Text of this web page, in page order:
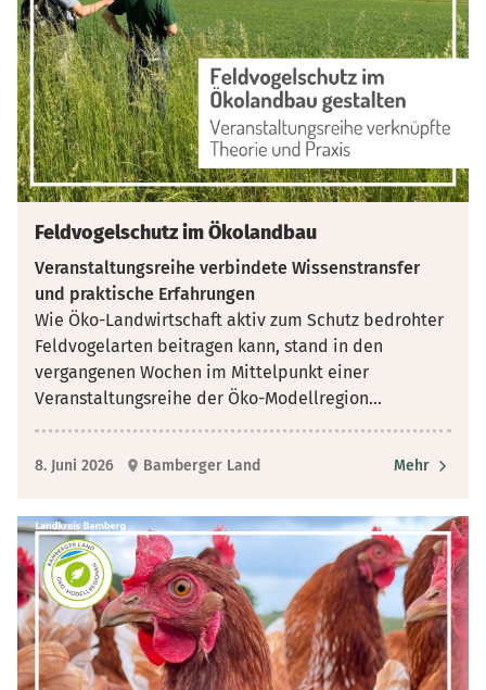
Feldvogelschutz im Ökolandbau
Veranstaltungsreihe verbindete Wissenstransfer
und praktische Erfahrungen
Wie Öko-Landwirtschaft aktiv zum Schutz bedrohter
Feldvogelarten beitragen kann, stand in den
vergangenen Wochen im Mittelpunkt einer
Veranstaltungsreihe der Öko-Modellregion...
8. Juni 2026 Bamberger Land Mehr